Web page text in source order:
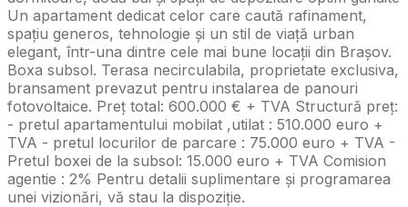
Un apartament dedicat celor care caută rafinament,
spațiu generos, tehnologie și un stil de viață urban
elegant, într-una dintre cele mai bune locații din Brașov.
Boxa subsol. Terasa necirculabila, proprietate exclusiva,
bransament prevazut pentru instalarea de panouri
fotovoltaice. Preț total: 600.000 € + TVA Structură preț:
- pretul apartamentului mobilat ,utilat : 510.000 euro +
TVA - pretul locurilor de parcare : 75.000 euro + TVA -
Pretul boxei de la subsol: 15.000 euro + TVA Comision
agentie : 2% Pentru detalii suplimentare și programarea
unei vizionări, vă stau la dispoziție.